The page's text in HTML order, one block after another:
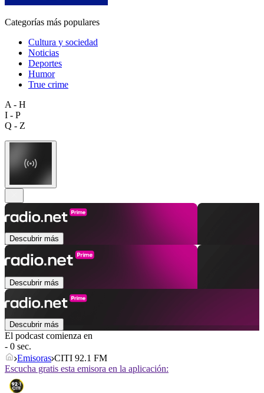
Categorías más populares
Cultura y sociedad
Noticias
Deportes
Humor
True crime
A - H
I - P
Q - Z
Descubrir más
Descubrir más
Descubrir más
El podcast comienza en
- 0 sec.
Emisoras CITI 92.1 FM
Escucha gratis esta emisora en la aplicación: